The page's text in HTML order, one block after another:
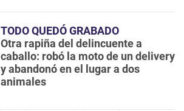
TODO QUEDÓ GRABADO
Otra rapiña del delincuente a
caballo: robó la moto de un delivery
y abandonó en el lugar a dos
animales